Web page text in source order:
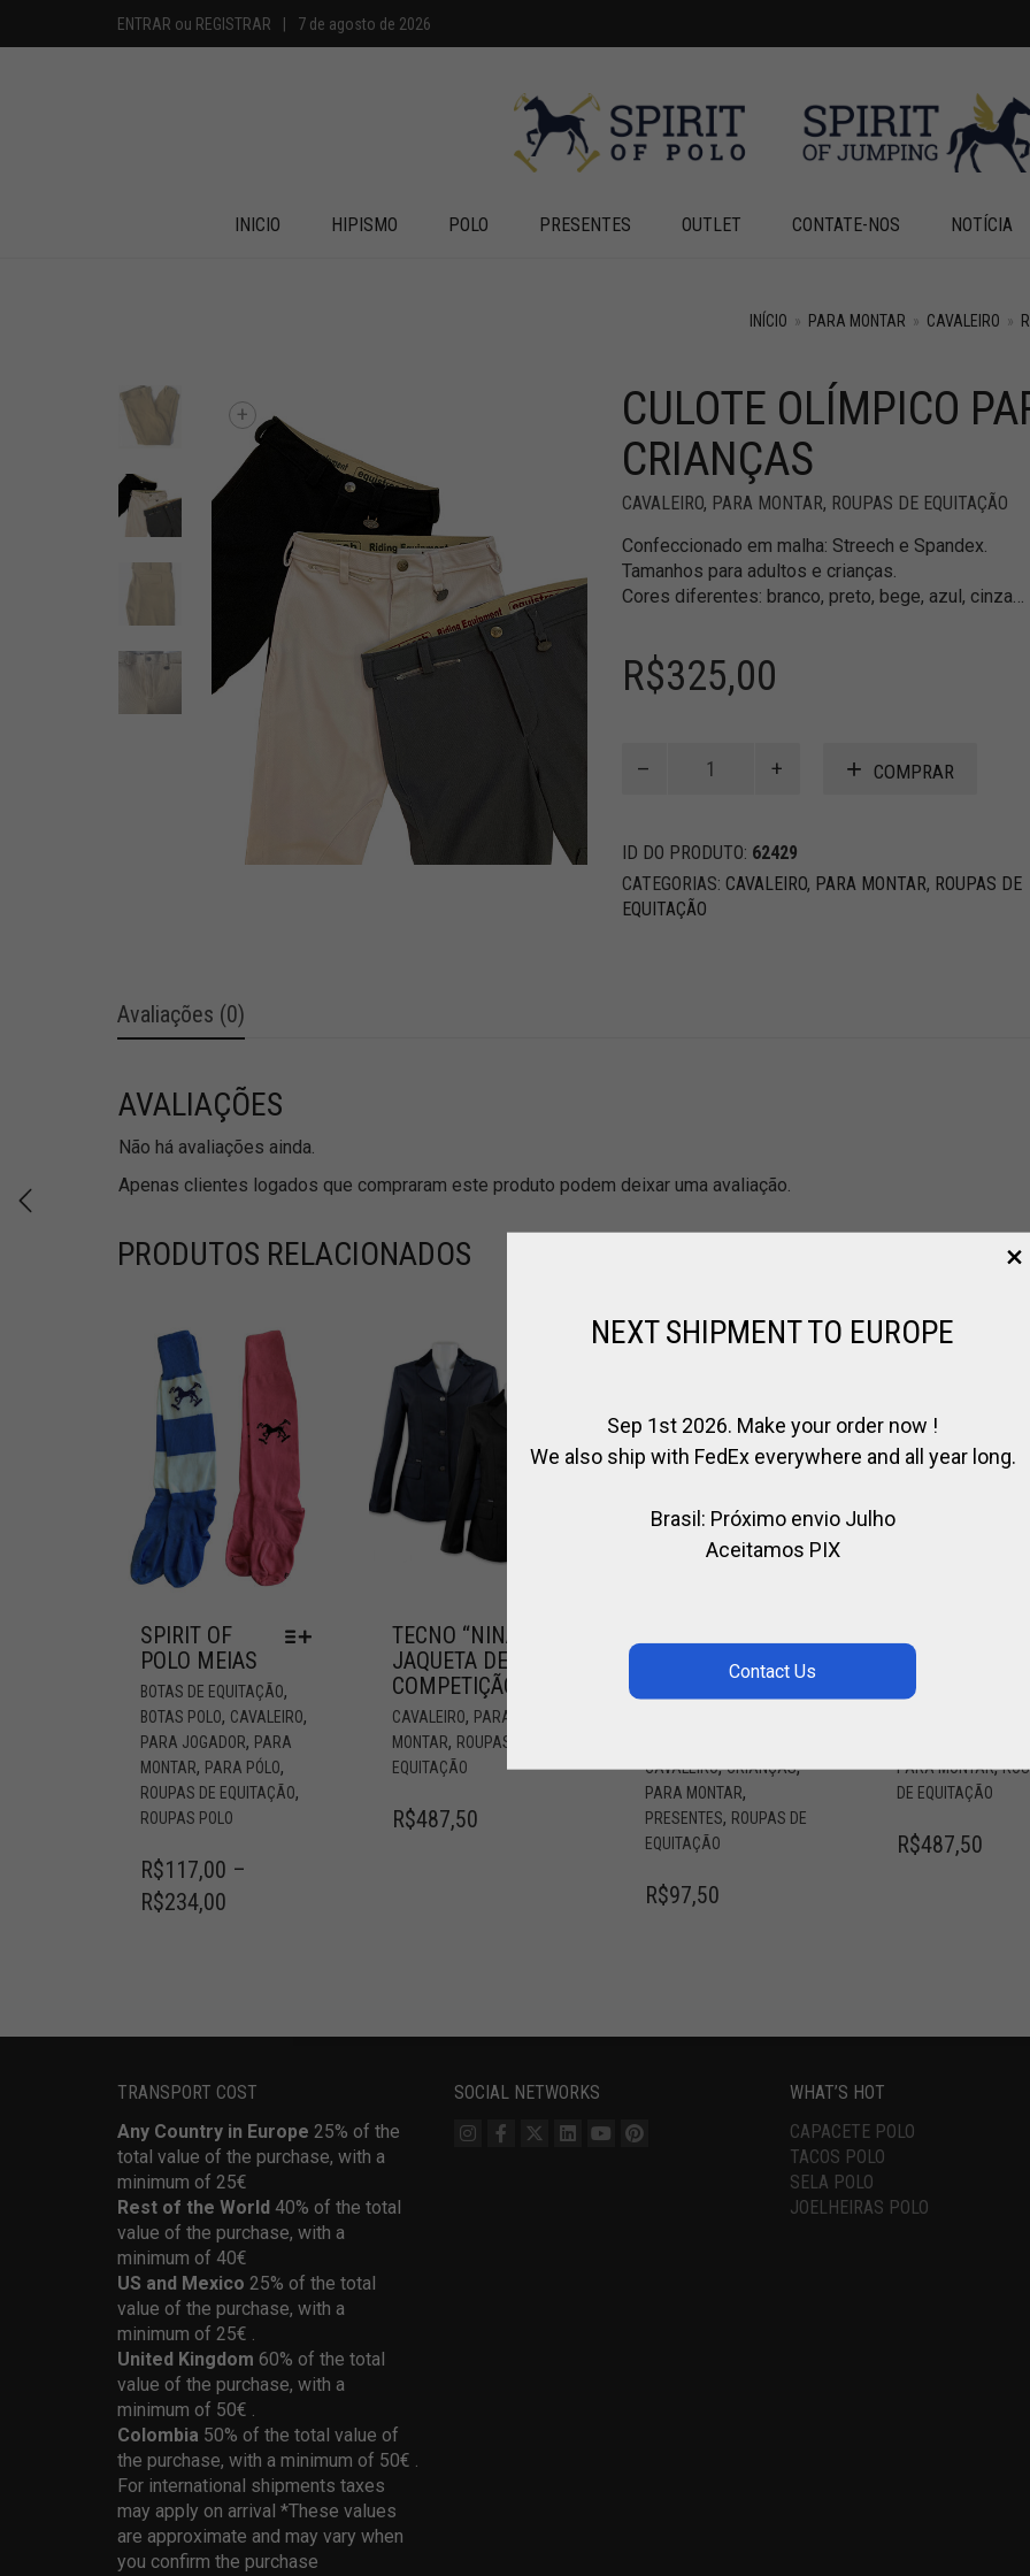
ENTRAR ou REGISTRAR | 7 de agosto de 2026
INICIO HIPISMO POLO PRESENTES OUTLET CONTATE-NOS NOTÍCIA
INÍCIO » PARA MONTAR » CAVALEIRO »
+ + +
CULOTE OLÍMPICO
CRIANÇAS
CAVALEIRO, PARA MONTAR, ROUPAS DE EQUITAÇÃO
Confeccionado em malha: Streech e Spandex.
Tamanhos para adultos e crianças.
Cores diferentes: branco, preto, bege, azul, cinza…
R$325,00
quantidade
COMPRAR
ID DO PRODUTO: 62429
CATEGORIAS: CAVALEIRO, PARA MONTAR, ROUPAS DE
EQUITAÇÃO
Avaliações (0)
AVALIAÇÕES
Não há avaliações ainda.
Apenas clientes logados que compraram este produto podem deixar uma avaliação.
PRODUTOS RELACIONADOS
SPIRIT OF
POLO MEIAS
BOTAS DE EQUITAÇÃO,
BOTAS POLO, CAVALEIRO,
PARA JOGADOR, PARA
MONTAR, PARA PÓLO,
ROUPAS DE EQUITAÇÃO,
ROUPAS POLO
R$117,00 –
R$234,00
TECNO “NINA”
JAQUETA DE
COMPETIÇÃO
CAVALEIRO, PARA
MONTAR, ROUPAS DE
EQUITAÇÃO
R$487,50
INFANTIL DE
COURO COM
CAVALEIRO,CRIANÇAS,
PARA MONTAR,
PRESENTES, ROUPAS DE
EQUITAÇÃO
R$97,50
“SILVIA”
CAMISA
PARA MONTAR,
DE EQUITAÇÃO
R$487,50
TRANSPORT COST
Any Country in Europe 25% of the
total value of the purchase, with a
minimum of 25€
Rest of the World 40% of the total
value of the purchase, with a
minimum of 40€
US and Mexico 25% of the total
value of the purchase, with a
minimum of 25€ .
United Kingdom 60% of the total
value of the purchase, with a
minimum of 50€ .
Colombia 50% of the total value of
the purchase, with a minimum of 50€ .
For international shipments taxes
may apply on arrival *These values
are approximate and may vary when
you confirm the purchase
SOCIAL NETWORKS
WHAT’S HOT
CAPACETE POLO
TACOS POLO
SELA POLO
JOELHEIRAS POLO
NEXT SHIPMENT TO EUROPE
Sep 1st 2026. Make your order now !
We also ship with FedEx everywhere and all year long.
Brasil: Próximo envio Julho
Aceitamos PIX